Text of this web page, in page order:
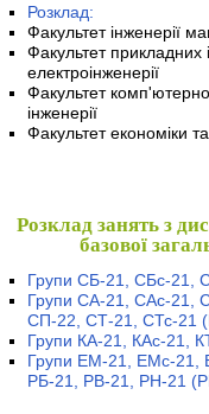
Розклад:
Факультет інженерії
Факультет прикладних
електроінженерії
Факультет
інженерії
Факультет економіки
Розклад занять з
базової
Групи СБ-21, СБс-21,
Групи СА-21, САс-21,
СП-22, СТ-21, СТс-21
Групи КА-21, КАс-21,
Групи ЕМ-21, ЕМс-21,
РБ-21, РВ-21, РН-21